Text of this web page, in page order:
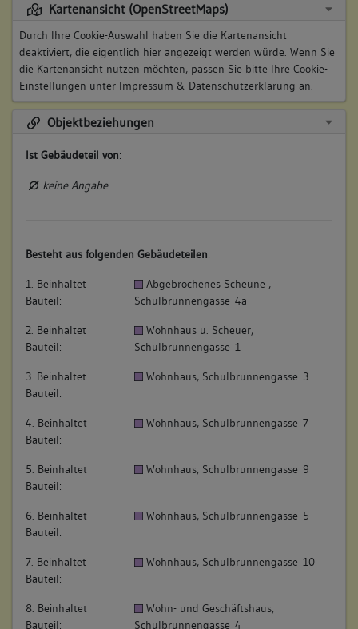
Kartenansicht (OpenStreetMaps)
Durch Ihre Cookie-Auswahl haben Sie die Kartenansicht
deaktiviert, die eigentlich hier angezeigt werden würde. Wenn Sie
die Kartenansicht nutzen möchten, passen Sie bitte Ihre Cookie-
Einstellungen unter Impressum & Datenschutzerklärung an.
Objektbeziehungen
Ist Gebäudeteil von:
keine Angabe
Besteht aus folgenden Gebäudeteilen:
1. Beinhaltet
Bauteil:
Abgebrochenes Scheune ,
Schulbrunnengasse 4a
2. Beinhaltet
Bauteil:
Wohnhaus u. Scheuer,
Schulbrunnengasse 1
3. Beinhaltet
Bauteil:
Wohnhaus, Schulbrunnengasse 3
4. Beinhaltet
Bauteil:
Wohnhaus, Schulbrunnengasse 7
5. Beinhaltet
Bauteil:
Wohnhaus, Schulbrunnengasse 9
6. Beinhaltet
Bauteil:
Wohnhaus, Schulbrunnengasse 5
7. Beinhaltet
Bauteil:
Wohnhaus, Schulbrunnengasse 10
8. Beinhaltet
Bauteil:
Wohn- und Geschäftshaus,
Schulbrunnengasse 4